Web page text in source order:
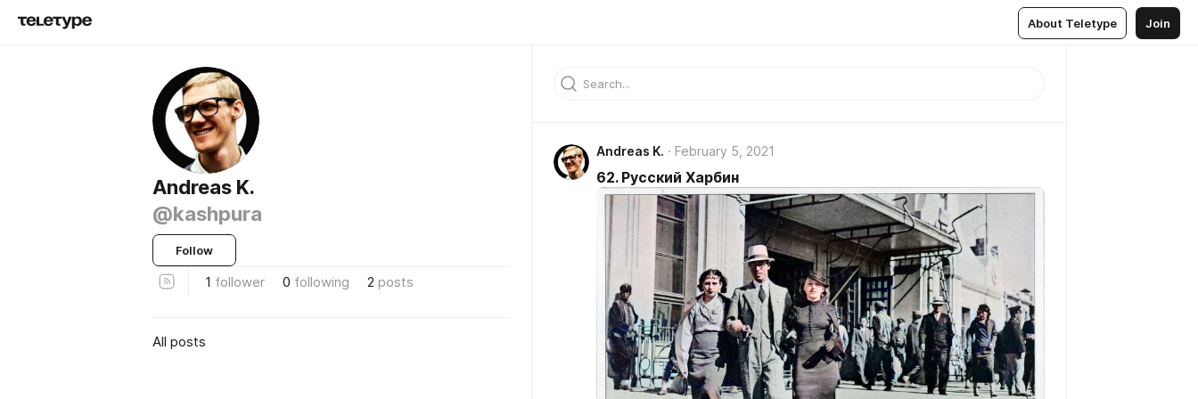
About Teletype Join
Andreas K.
@kashpura
Follow
1 follower 0 following 2 posts
All posts
Andreas K. February 5, 2021
62. Русский Харбин